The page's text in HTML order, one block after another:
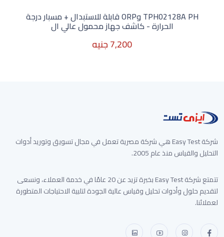
TPH02128A PH وORP قابلة للاستبدال + مسبار درجة
الحرارة - كاشف جهاز محمول عالي ال
7,200 جنيه
شركة Easy Test هي شركة مصرية تعمل في مجال تسويق وتوريد أدوات
التحليل والقياس منذ عام 2005.
تتمتع شركة Easy Test بخبرة تزيد عن 20 عامًا في خدمة العملاء، ونسعى
لتقديم حلول وأدوات تحليل وقياس عالية الجودة لتلبية الاحتياجات المتطورة
لعملائنا.